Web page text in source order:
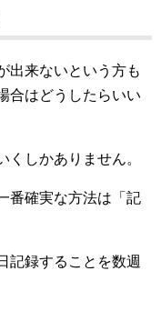
出来ないという方も
合はどうしたらいい
くしかありません。
番確実な方法は「記
記録することを数週